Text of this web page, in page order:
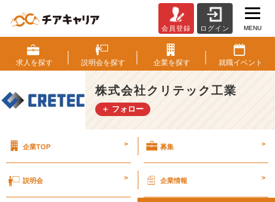
社
可
能、
オ
フ
ィ
学
会員登録 ログイン MENU
求人を探す 説明会を探す 企業を探す 就職イベント
株式会社クリテック工業
＋ フォロー
企業TOP > 募集 >
説明会 > 企業情報 >